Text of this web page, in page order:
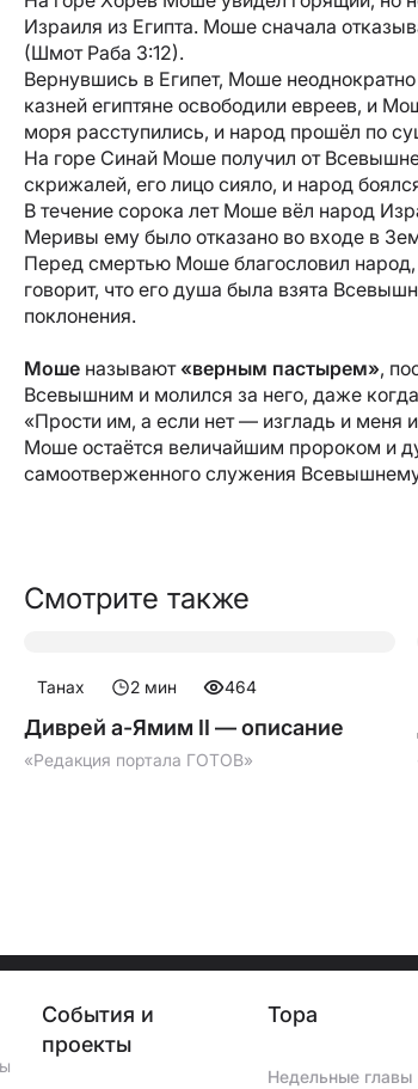
Израиля из Египта. Моше сначала
(Шмот Раба 3:12).
Вернувшись в Египет, Моше
казней египтяне освободили евреев, и
моря расступились, и народ прошёл по
На горе Синай Моше получил от
скрижалей, его лицо сияло, и народ
В течение сорока лет Моше вёл народ
Меривы ему было отказано во входе в
Перед смертью Моше благословил
говорит, что его душа была взята
поклонения.
Мошеназывают«верным пастырем»,
Всевышним и молился за него, даже
«Прости им, а если нет — изгладь и меня
Моше остаётся величайшим пророком и
самоотверженного служения
Смотрите также
Танах 2мин 464
Диврей а-Ямим II — описание
«Редакция портала ГОТОВ»
События и
проекты
Тора
Недельные главы